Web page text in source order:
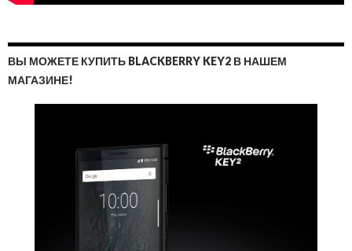
ВЫ МОЖЕТЕ КУПИТЬ BLACKBERRY KEY2 В НАШЕМ
МАГАЗИНЕ!